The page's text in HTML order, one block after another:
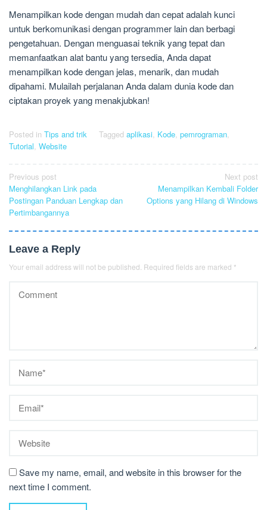
Menampilkan kode dengan mudah dan cepat adalah kunci
untuk berkomunikasi dengan programmer lain dan berbagi
pengetahuan. Dengan menguasai teknik yang tepat dan
memanfaatkan alat bantu yang tersedia, Anda dapat
menampilkan kode dengan jelas, menarik, dan mudah
dipahami. Mulailah perjalanan Anda dalam dunia kode dan
ciptakan proyek yang menakjubkan!
Posted in Tips and trik Tagged aplikasi Kode pemrograman
Tutorial Website
Post
navigation
Previous post
Menghilangkan Link pada
Postingan Panduan Lengkap dan
Pertimbangannya
Next post
Menampilkan Kembali Folder
Options yang Hilang di Windows
Leave a Reply
Your email address will not be published. Required fields are marked *
Save my name, email, and website in this browser for the
next time I comment.